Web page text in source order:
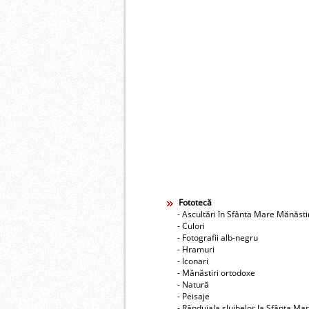
Fototecă
- Ascultări în Sfânta Mare
- Culori
- Fotografii alb-negru
- Hramuri
- Iconari
- Mănăstiri ortodoxe
- Natură
- Peisaje